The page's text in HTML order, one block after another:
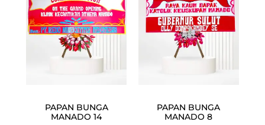
PAPAN BUNGA
MANADO 14
PAPAN BUNGA
MANADO 8